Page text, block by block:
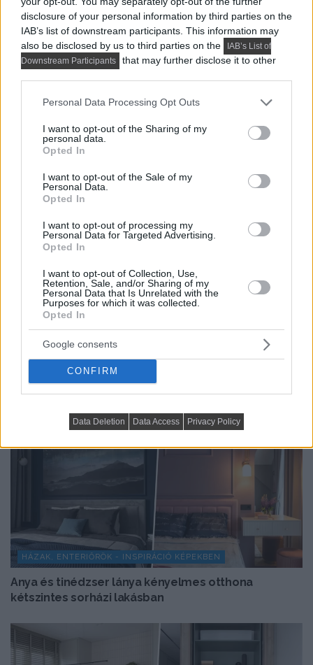
disclosure of your personal information by third parties on the
IAB’s list of downstream participants. This information may
also be disclosed by us to third parties on the
IAB’s List of
Downstream Participants
that may further disclose it to other
Please note that this website/app uses one or more Google
not limited to your visit or usage behaviour. You may click to
grant or deny consent to Google and its third-party tags to
use your data for below specified purposes in below Google
consent section.
Personal Data Processing Opt Outs
I want to opt-out of the Sharing of my
personal data.
Opted In
I want to opt-out of the Sale of my
Personal Data.
Opted In
I want to opt-out of processing my
Personal Data for Targeted Advertising.
Opted In
I want to opt-out of Collection, Use,
Retention, Sale, and/or Sharing of my
Personal Data that Is Unrelated with the
Purposes for which it was collected.
Opted In
Google consents
CONFIRM
Data Deletion Data Access Privacy Policy
PRAKTIKUS LAKBERENDEZÉSI ÖTLETEK, TIPPEK, TANÁCSOK
5 látványos hálószobai megoldás,
amelyet később könnyű megbánni
HÁZAK, ENTERIŐRÖK - INSPIRÁCIÓ KÉPEKBEN
Anya és tinédzser lánya kényelmes otthona
kétszintes sorházi lakásban